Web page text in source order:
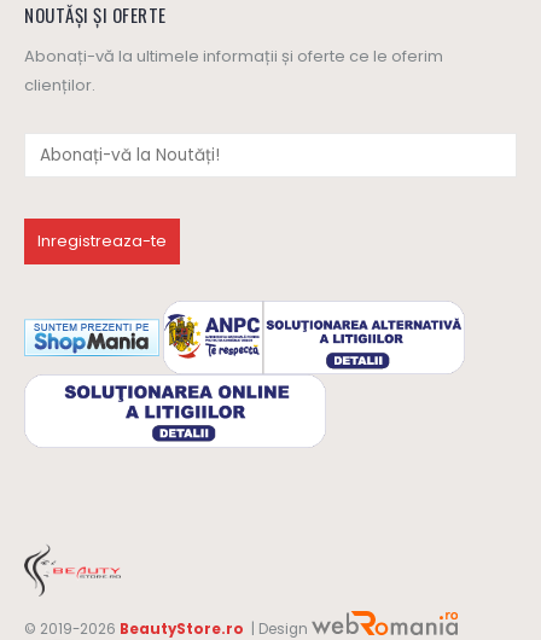
NOUTĂȘI ȘI OFERTE
Abonați-vă la ultimele informații și oferte ce le oferim
clienților.
© 2019-2026 BeautyStore.ro | Design